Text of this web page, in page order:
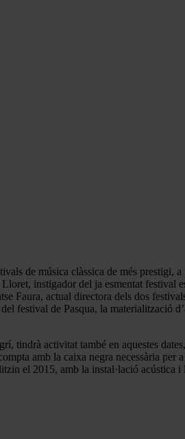
de música clàssica de més prestigi,
instigador del ja esmentat
Faura, actual directora dels dos
festival de Pasqua, la materialització
tindrà activitat també en aquestes
amb la caixa negra necessària per
el 2015, amb la instal·lació